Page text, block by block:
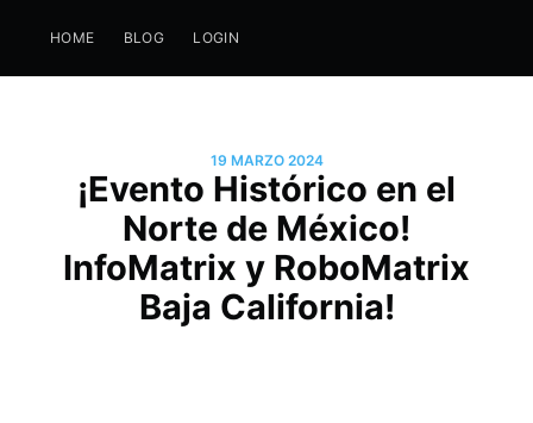
HOME BLOG LOGIN
19 MARZO 2024
¡Evento Histórico en el
Norte de México!
InfoMatrix y RoboMatrix
Baja California!